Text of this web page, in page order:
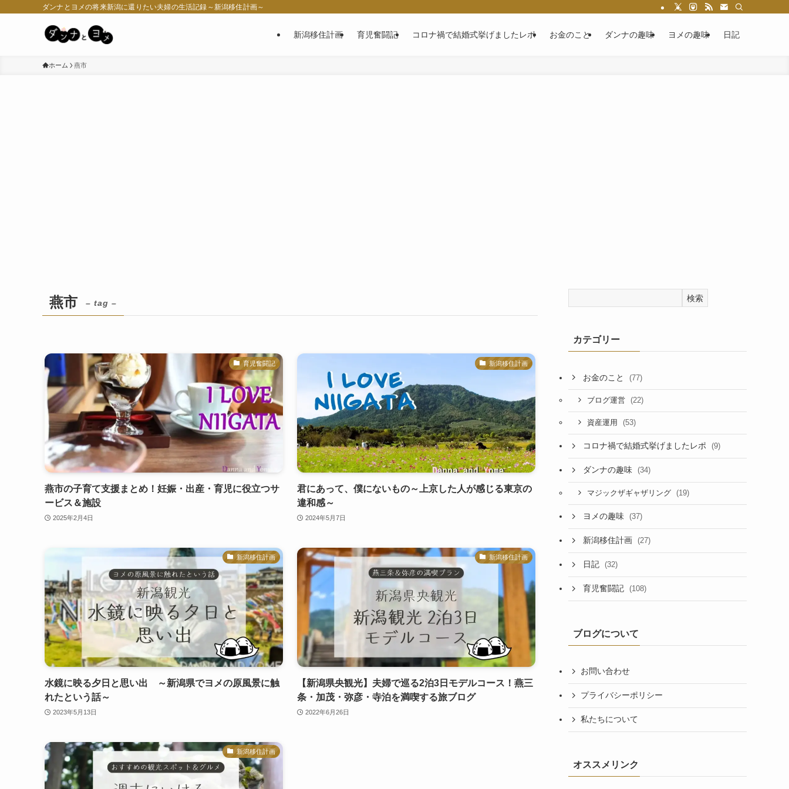
ダンナとヨメの将来新潟に還りたい夫婦の生活記録～新潟移住計画～
新潟移住計画 育児奮闘記 コロナ禍で結婚式挙げましたレポ お金のこと ダンナの趣味 ヨメの趣味 日記
ホーム 燕市
燕市 – tag –
育児奮闘記
燕市の子育て支援まとめ！妊娠・出産・育児に役立つサ
ービス＆施設
2025年2月4日
新潟移住計画
君にあって、僕にないもの～上京した人が感じる東京の
違和感～
2024年5月7日
新潟移住計画
水鏡に映る夕日と思い出 ～新潟県でヨメの原風景に触
れたという話～
2023年5月13日
新潟移住計画
【新潟県央観光】夫婦で巡る2泊3日モデルコース！燕三
条・加茂・弥彦・寺泊を満喫する旅ブログ
2022年6月26日
新潟移住計画
検索
カテゴリー
お金のこと (77)
ブログ運営 (22)
資産運用 (53)
コロナ禍で結婚式挙げましたレポ (9)
ダンナの趣味 (34)
マジックザギャザリング (19)
ヨメの趣味 (37)
新潟移住計画 (27)
日記 (32)
育児奮闘記 (108)
ブログについて
お問い合わせ
プライバシーポリシー
私たちについて
オススメリンク